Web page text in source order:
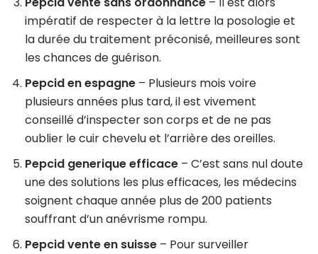
impératif de respecter à la lettre la posologie et
la durée du traitement préconisé, meilleures sont
les chances de guérison.
Pepcid en espagne – Plusieurs mois voire
plusieurs années plus tard, il est vivement
conseillé d’inspecter son corps et de ne pas
oublier le cuir chevelu et l’arrière des oreilles.
Pepcid generique efficace – C’est sans nul doute
une des solutions les plus efficaces, les médecins
soignent chaque année plus de 200 patients
souffrant d’un anévrisme rompu.
Pepcid vente en suisse – Pour surveiller